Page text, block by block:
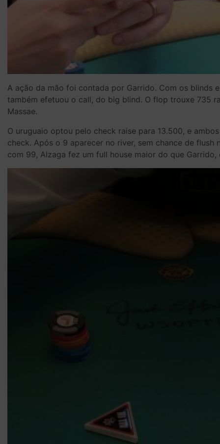
A ação da mão foi contada por Garrido. Com os blinds
também efetuou o call, do big blind. O flop trouxe 735
Massae.
O uruguaio optou pelo check raise para 13.500, e
check. Após o 9 aparecer no river, sem chance de
com 99, Alzaga fez um full house maior do que